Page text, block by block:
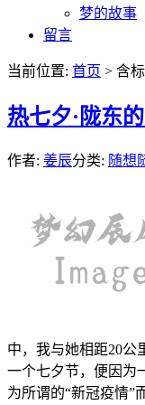
梦的故事
留言
当前位置: 首页 > 含
热七夕·陇东
作者: 姜辰分类: 随想
中，我与她相距20公
一个七夕节，便因为
为所谓的“新冠疫情”